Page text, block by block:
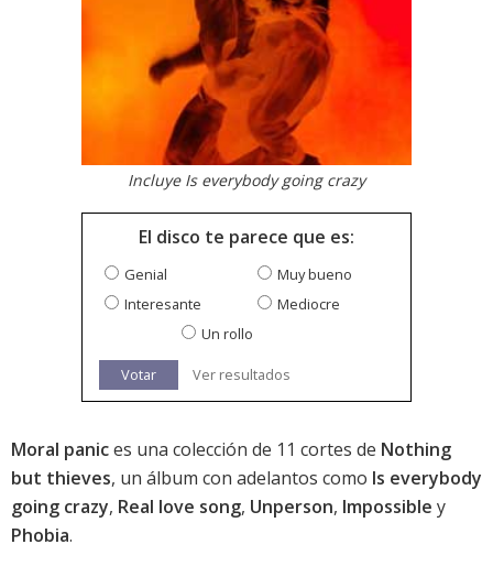
Incluye Is everybody going crazy
El disco te parece que es:
Genial
Muy bueno
Interesante
Mediocre
Un rollo
Votar Ver resultados
Moral panices una colección de 11 cortes de Nothing
but thieves, un álbum con adelantos como Is everybody
going crazy, Real love song, Unperson, Impossible y
Phobia.